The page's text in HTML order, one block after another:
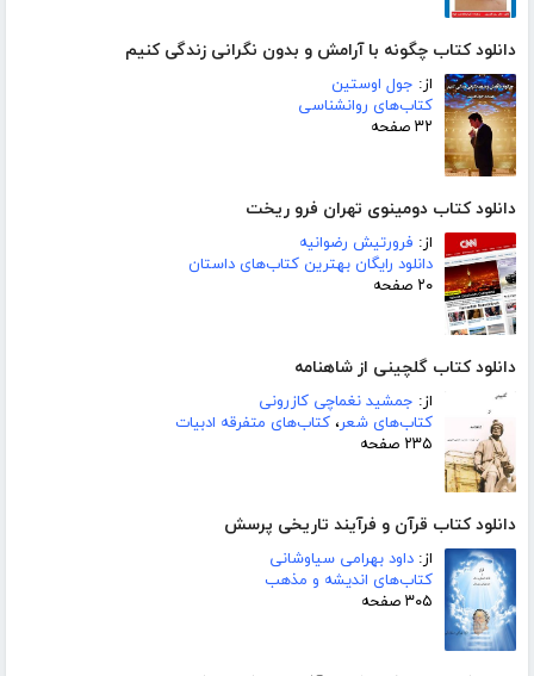
دانلود کتاب چگونه با آرامش و بدون نگرانی زندگی کنیم
از: جول اوستین
کتاب‌های روانشناسی
۳۲ صفحه
دانلود کتاب دومینوی تهران فرو ریخت
از: فرورتیش رضوانیه
دانلود رایگان بهترین کتاب‌های داستان
۲۰ صفحه
دانلود کتاب گلچینی از شاهنامه
از: جمشید نغماچی کازرونی
کتاب‌های شعر، کتاب‌های متفرقه ادبیات
۲۳۵ صفحه
دانلود کتاب قرآن و فرآیند تاریخی پرسش
از: داود بهرامی سیاوشانی
کتاب‌های اندیشه و مذهب
۳۰۵ صفحه